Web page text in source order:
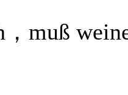
muß